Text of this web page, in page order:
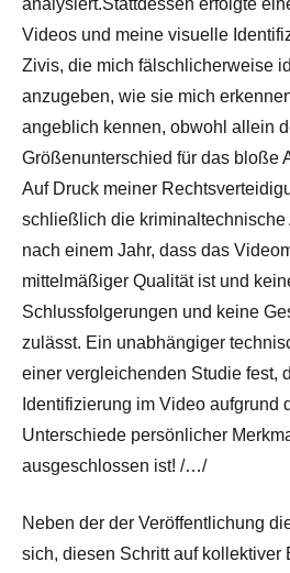
analysiert.Stattdessen erfolgte
Videos und meine visuelle
Zivis, die mich fälschlicherweise
anzugeben, wie sie mich
angeblich kennen, obwohl allein
Größenunterschied für das bloße
Auf Druck meiner
schließlich die
nach einem Jahr, dass das
mittelmäßiger Qualität ist und
Schlussfolgerungen und keine
zulässt. Ein unabhängiger
einer vergleichenden Studie fest,
Identifizierung im Video aufgrund
Unterschiede persönlicher
ausgeschlossen ist! /…/
Neben der der Veröffentlichung
sich, diesen Schritt auf kollektiver